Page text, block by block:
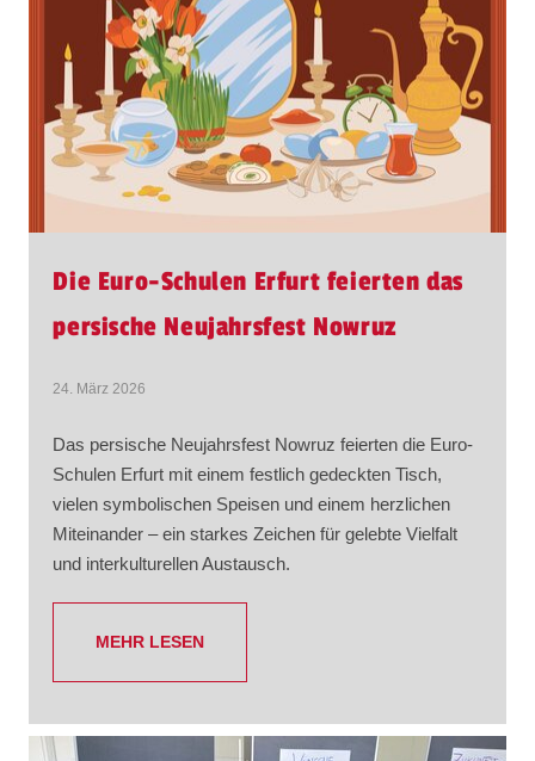
Die Euro-Schulen Erfurt feierten das
persische Neujahrsfest Nowruz
24. März 2026
Das persische Neujahrsfest Nowruz feierten die Euro-
Schulen Erfurt mit einem festlich gedeckten Tisch,
vielen symbolischen Speisen und einem herzlichen
Miteinander – ein starkes Zeichen für gelebte Vielfalt
und interkulturellen Austausch.
MEHR LESEN